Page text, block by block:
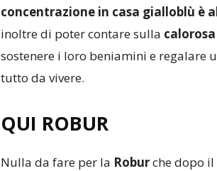
concentrazione in casa gialloblù è
inoltre di poter contare sulla
sostenere i loro beniamini e regalare
tutto da vivere.
QUI ROBUR
Nulla da fare per la Roburche dopo